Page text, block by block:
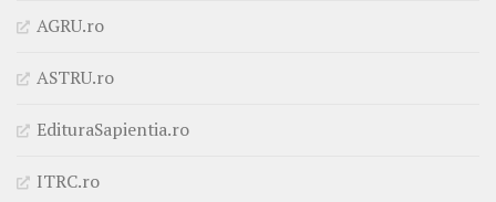
AGRU.ro
ASTRU.ro
EdituraSapientia.ro
ITRC.ro